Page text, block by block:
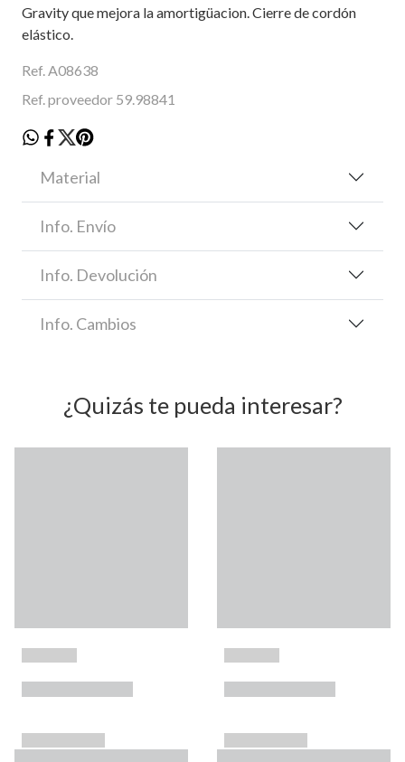
Gravity que mejora la amortigüacion. Cierre de cordón
elástico.
Ref. A08638
Ref. proveedor 59.98841
Material
Info. Envío
Info. Devolución
Info. Cambios
¿Quizás te pueda interesar?